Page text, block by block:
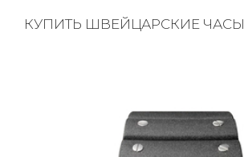
КУПИТЬ ШВЕЙЦАРСКИЕ ЧАСЫ